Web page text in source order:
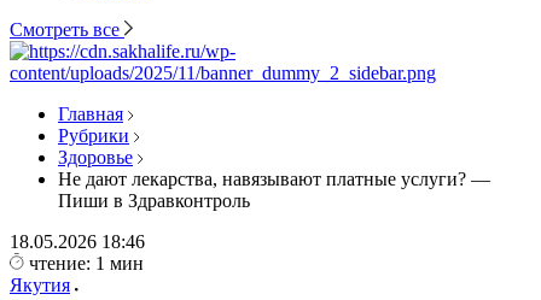
Смотреть все
Главная
Рубрики
Здоровье
Не дают лекарства, навязывают платные услуги? —
Пиши в Здравконтроль
18.05.2026 18:46
чтение: 1 мин
Якутия